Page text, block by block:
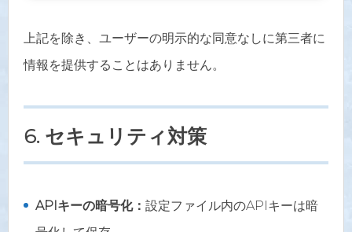
上記を除き、ユーザーの明示的な同意なしに第三者に
情報を提供することはありません。
6. セキュリティ対策
APIキーの暗号化： 設定ファイル内のAPIキーは暗